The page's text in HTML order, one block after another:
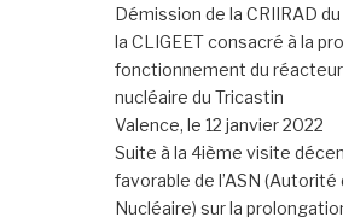
Démission de la CRIIRAD
la CLIGEET consacré à la
fonctionnement du réacteur
nucléaire du Tricastin
Valence, le 12 janvier 2022
Suite à la 4ième visite
favorable de l’ASN (Autorité
Nucléaire) sur la